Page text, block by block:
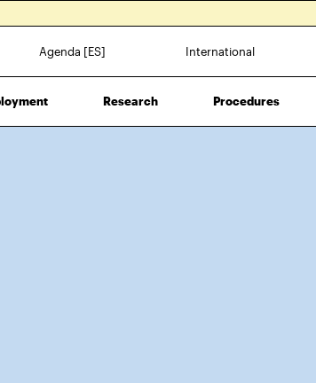
Agenda [ES] International
Research Procedures